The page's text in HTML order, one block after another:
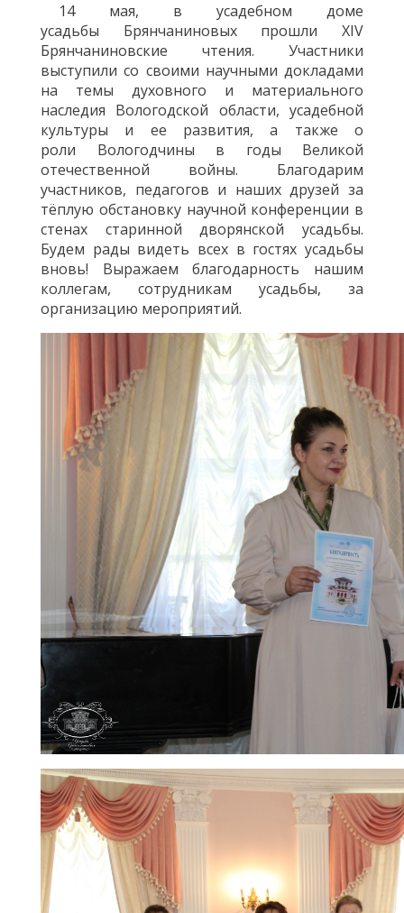
14 мая, в усадебном доме
усадьбы Брянчаниновых прошли XIV
Брянчаниновские чтения. Участники
выступили со своими научными докладами
на темы духовного и материального
наследия Вологодской области, усадебной
культуры и ее развития, а также о
роли Вологодчины в годы Великой
отечественной войны. Благодарим
участников, педагогов и наших друзей за
тёплую обстановку научной конференции в
стенах старинной дворянской усадьбы.
Будем рады видеть всех в гостях усадьбы
вновь! Выражаем благодарность нашим
коллегам, сотрудникам усадьбы, за
организацию мероприятий.